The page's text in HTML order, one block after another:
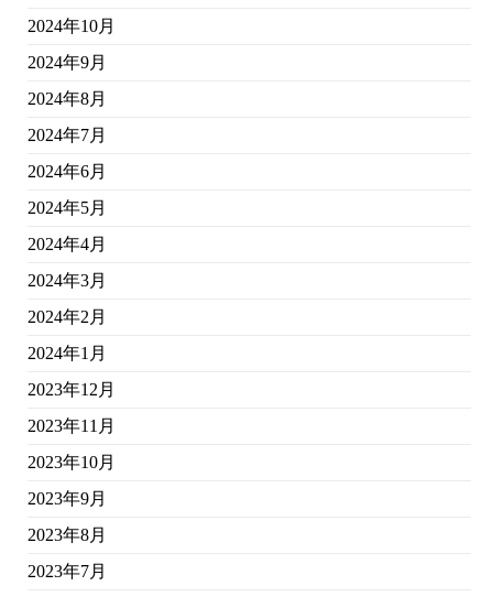
2024年10月
2024年9月
2024年8月
2024年7月
2024年6月
2024年5月
2024年4月
2024年3月
2024年2月
2024年1月
2023年12月
2023年11月
2023年10月
2023年9月
2023年8月
2023年7月